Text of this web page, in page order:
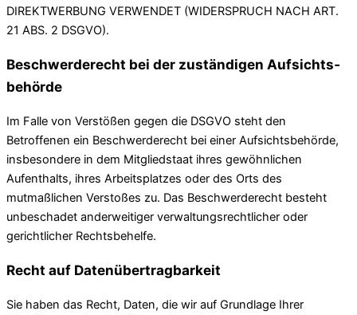
DIREKTWERBUNG VERWENDET (WIDERSPRUCH NACH ART.
21 ABS. 2 DSGVO).
Beschwerde­recht bei der zuständigen Aufsichts­
behörde
Im Falle von Verstößen gegen die DSGVO steht den
Betroffenen ein Beschwerderecht bei einer Aufsichtsbehörde,
insbesondere in dem Mitgliedstaat ihres gewöhnlichen
Aufenthalts, ihres Arbeitsplatzes oder des Orts des
mutmaßlichen Verstoßes zu. Das Beschwerderecht besteht
unbeschadet anderweitiger verwaltungsrechtlicher oder
gerichtlicher Rechtsbehelfe.
Recht auf Daten­übertrag­barkeit
Sie haben das Recht, Daten, die wir auf Grundlage Ihrer